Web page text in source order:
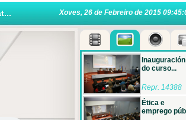
Xoves, 26 de Febreiro de 2015
Inauguración
do curso...
Repr. 14388
Ética e
emprego